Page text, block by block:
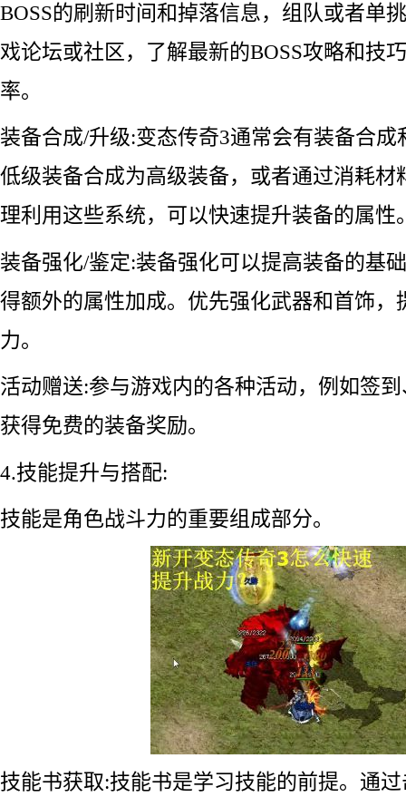
BOSS的刷新时间和掉落信息，组队或者单
戏论坛或社区，了解最新的BOSS攻略和技
率。
装备合成/升级:变态传奇3通常会有装备合
低级装备合成为高级装备，或者通过消耗材
理利用这些系统，可以快速提升装备的属性
装备强化/鉴定:装备强化可以提高装备的基
得额外的属性加成。优先强化武器和首饰，
力。
活动赠送:参与游戏内的各种活动，例如签
获得免费的装备奖励。
4.技能提升与搭配:
技能是角色战斗力的重要组成部分。
技能书获取:技能书是学习技能的前提。通